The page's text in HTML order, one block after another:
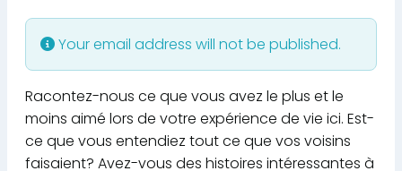
Your email address will not be published.
Racontez-nous ce que vous avez le plus et le
moins aimé lors de votre expérience de vie ici. Est-
ce que vous entendiez tout ce que vos voisins
faisaient? Avez-vous des histoires intéressantes à